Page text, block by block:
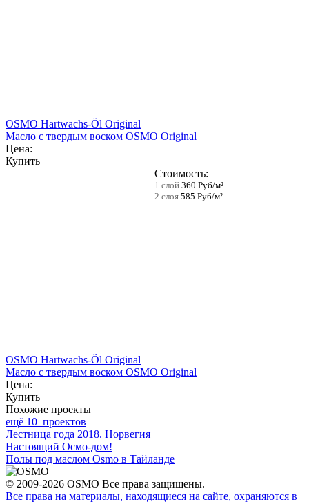
OSMO Hartwachs-Öl Original
Масло с твердым воском OSMO Original
Цена:
Купить
Стоимость:
1 слой 360 Руб/м²
2 слоя 585 Руб/м²
OSMO Hartwachs-Öl Original
Масло с твердым воском OSMO Original
Цена:
Купить
Похожие проекты
ещё 10 проектов
Лестница года 2018. Норвегия
Настоящий Осмо-дом!
Полы под маслом Osmo в Тайланде
© 2009-2026 OSMO Все права защищены.
Все права на материалы, находящиеся на сайте, охраняются в